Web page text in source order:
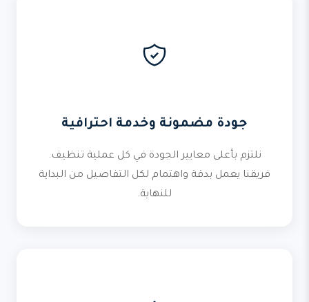
جودة مضمونة وخدمة احترافية
نلتزم بأعلى معايير الجودة في كل عملية تنظيف.
فريقنا يعمل بدقة واهتمام لكل التفاصيل من البداية
للنهاية.